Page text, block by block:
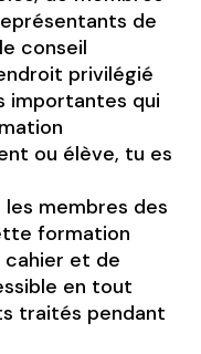
de
conseil
privilégié
importantes qui
ou élève, tu es
les membres des
formation
cahier et de
en tout
traités pendant